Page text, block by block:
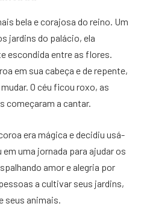
bela e corajosa do reino. Um
jardins do palácio, ela
escondida entre as flores.
em sua cabeça e de repente,
O céu ficou roxo, as
começaram a cantar.
era mágica e decidiu usá-
uma jornada para ajudar os
amor e alegria por
a cultivar seus jardins,
seus animais.